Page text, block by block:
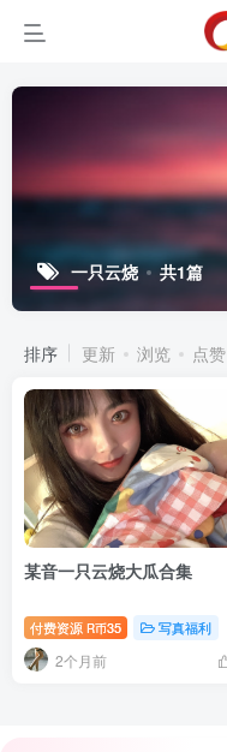
一只云烧 共1篇
排序 更新 浏览 点赞
某音一只云烧大瓜合集
付费资源 R币35 写真福利
2个月前